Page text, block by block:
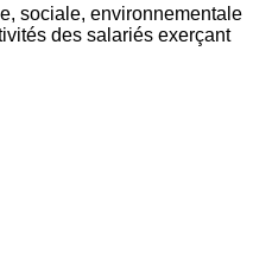
sociale, environnementale
des salariés exerçant